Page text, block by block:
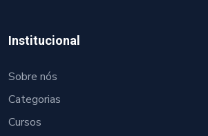
Institucional
Sobre nós
Categorias
Cursos